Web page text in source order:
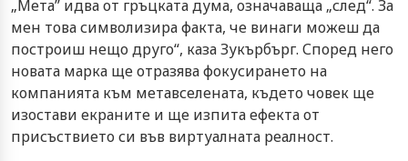
„Мета” идва от гръцката дума, означаваща „след“. За
мен това символизира факта, че винаги можеш да
построиш нещо друго“, каза Зукърбърг. Според него
новата марка ще отразява фокусирането на
компанията към метавселената, където човек ще
изостави екраните и ще изпита ефекта от
присъствието си във виртуалната реалност.